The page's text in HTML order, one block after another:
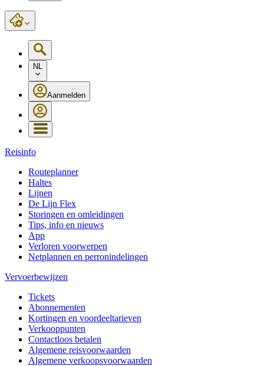
NL
Aanmelden
Reisinfo
Routeplanner
Haltes
Lijnen
De Lijn Flex
Storingen en omleidingen
Tips, info en nieuws
App
Verloren voorwerpen
Netplannen en perronindelingen
Vervoerbewijzen
Tickets
Abonnementen
Kortingen en voordeeltarieven
Verkooppunten
Contactloos betalen
Algemene reisvoorwaarden
Algemene verkoopsvoorwaarden